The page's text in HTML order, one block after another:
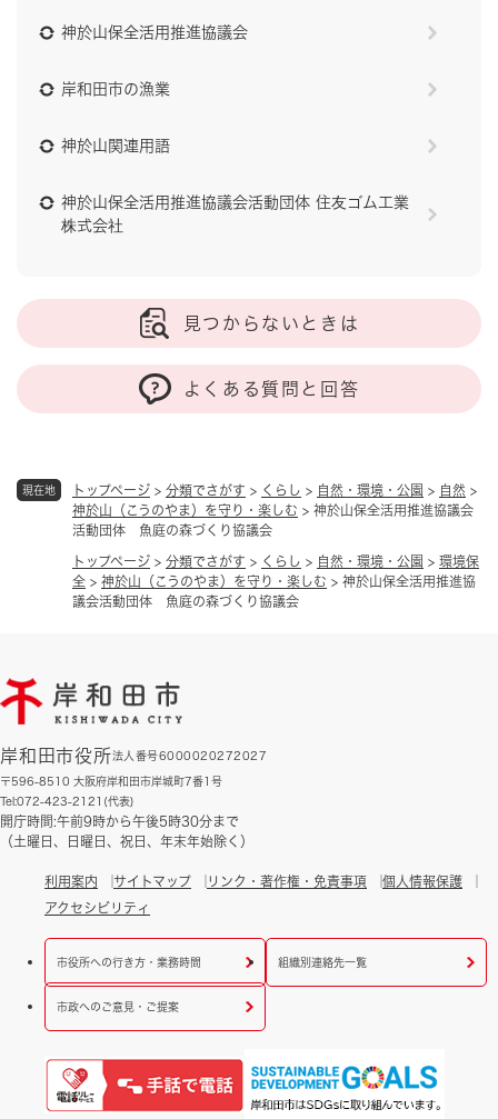
現在地 トップページ > 分類でさがす > くらし > 自然・環境・公園 > 自然 >
神於山（こうのやま）を守り・楽しむ > 神於山保全活用推進協議会
活動団体 魚庭の森づくり協議会
トップページ > 分類でさがす > くらし > 自然・環境・公園 > 環境保
全 > 神於山（こうのやま）を守り・楽しむ > 神於山保全活用推進協
議会活動団体 魚庭の森づくり協議会
神於山保全活用推進協議会
岸和田市の漁業
神於山関連用語
神於山保全活用推進協議会活動団体 住友ゴム工業
株式会社
見つからないときは
よくある質問と回答
岸和田市役所法人番号6000020272027
〒596-8510 大阪府岸和田市岸城町7番1号
Tel:072-423-2121(代表)
開庁時間:午前9時から午後5時30分まで
（土曜日、日曜日、祝日、年末年始除く）
利用案内 サイトマップ リンク・著作権・免責事項
個人情報保護
アクセシビリティ
市役所への行き方・業務時間 組織別連絡先一覧
市政へのご意見・ご提案